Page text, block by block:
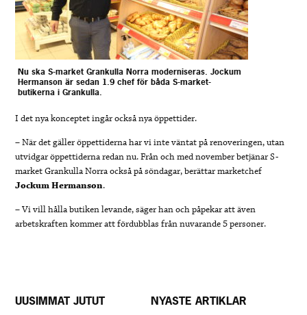
Nu ska S-market Grankulla Norra moderniseras. Jockum
Hermanson är sedan 1.9 chef för båda S-market-
butikerna i Grankulla.
I det nya konceptet ingår också nya öppettider.
– När det gäller öppettiderna har vi inte väntat på renoveringen, utan
utvidgar öppettiderna redan nu. Från och med november betjänar S-
market Grankulla Norra också på söndagar, berättar marketchef
Jockum Hermanson.
– Vi vill hålla butiken levande, säger han och påpekar att även
arbetskraften kommer att fördubblas från nuvarande 5 personer.
UUSIMMAT JUTUT NYASTE ARTIKLAR